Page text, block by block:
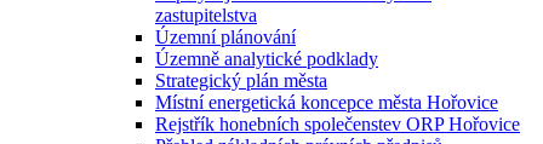
zastupitelstva
Územní plánování
Územně analytické podklady
Strategický plán města
Místní energetická koncepce města Hořovice
Rejstřík honebních společenstev ORP Hořovice